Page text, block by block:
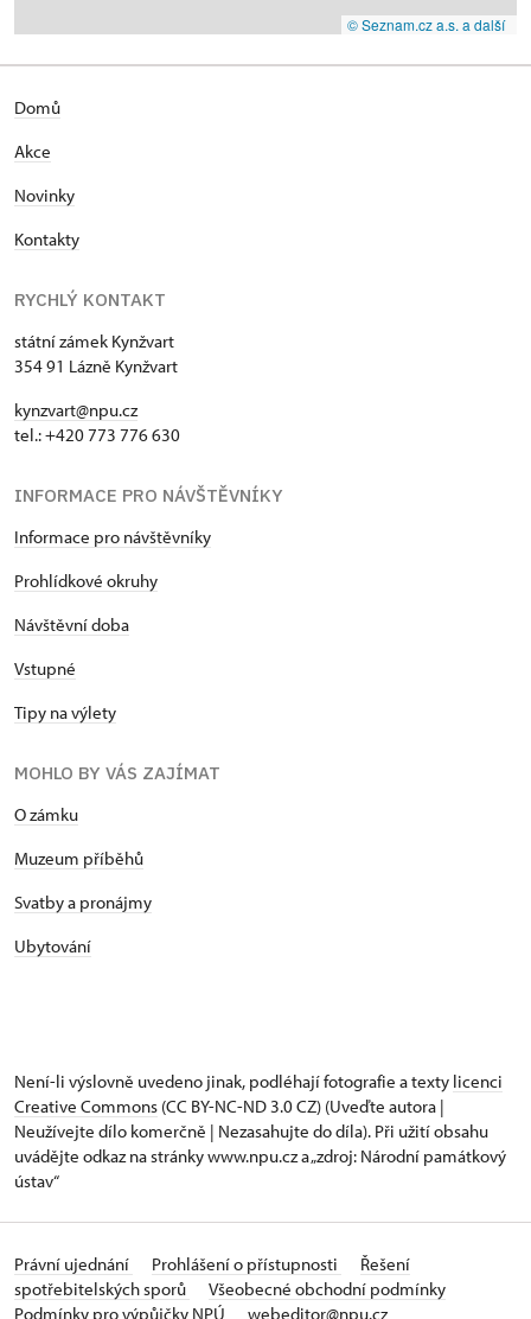
© Seznam.cz a.s. a další
Domů
Akce
Novinky
Kontakty
RYCHLÝ KONTAKT
státní zámek Kynžvart
354 91 Lázně Kynžvart
kynzvart@npu.cz
tel.: +420 773 776 630
INFORMACE PRO NÁVŠTĚVNÍKY
Informace pro návštěvníky
Prohlídkové okruhy
Návštěvní doba
Vstupné
Tipy na výlety
MOHLO BY VÁS ZAJÍMAT
O zámku
Muzeum příběhů
Svatby a pronájmy
Ubytování
Není-li výslovně uvedeno jinak, podléhají fotografie a texty licenci
Creative Commons (CC BY-NC-ND 3.0 CZ) (Uveďte autora |
Neužívejte dílo komerčně | Nezasahujte do díla). Při užití obsahu
uvádějte odkaz na stránky www.npu.cz a „zdroj: Národní památkový
ústav“
Právní ujednání Prohlášení o přístupnosti
Řešení
spotřebitelských sporů
Všeobecné obchodní podmínky
Podmínky pro výpůjčky NPÚ
webeditor@npu.cz